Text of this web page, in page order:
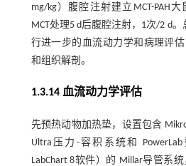
mg/kg）腹腔注射建立MCT-PAH
MCT处理5 d后腹腔注射，1次/2 d
行进一步的血流动力学和病理评
和组织解剖。
1.3.14 血流动力学评估
先预热动物加热垫，设置包含
Ultra压力-容积系统和
LabChart 8软件）的 Millar导管系